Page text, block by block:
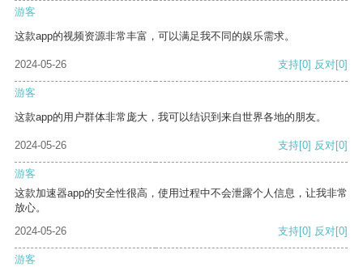
游客
这款app的视频资源非常丰富，可以满足我不同的娱乐需求。
2024-05-26 支持[0] 反对[0]
游客
这款app的用户群体非常庞大，我可以结识到来自世界各地的朋友。
2024-05-26 支持[0] 反对[0]
游客
这款加速器app的安全性很高，使用过程中不会泄露个人信息，让我非常
放心。
2024-05-26
支持[0] 反对[0]
游客